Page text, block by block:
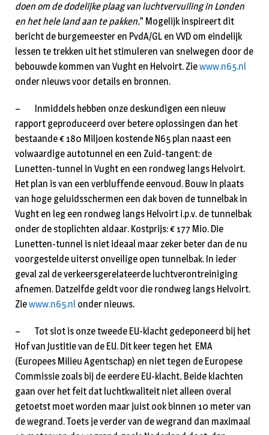
doen om de do­delijke plaag van luchtvervuiling in Londen
en het hele land aan te pakken.” Mogelijk inspi­reert dit
bericht de burgemeester en PvdA/GL en VVD om eindelijk
lessen te trekken uit het stimuleren van snelwegen door de
bebouwde ko­mmen van Vught en Helvoirt. Ziewww.n65.nl
onder nieuws voor details en bronnen.
– Inmiddels hebben onze deskundigen een nieuw
rapport geproduceerd over betere oplossingen dan het
bestaande € 180 Miljoen kostende N65 plan naast een
volwaardige autotunnel en een Zuid-tangent: de
Lunetten-tunnel in Vught en een rondweg langs Helvoirt.
Het plan is van een ver­bluf­fende eenvoud. Bouw in plaats
van hoge geluidsschermen een dak boven de tunnelbak in
Vught en leg een rondweg langs Helvoirt i.p.v. de tunnelbak
onder de stoplichten aldaar. Kost­prijs: € 177 Mio. Die
Lunetten-tunnel is niet ideaal maar zeker beter dan de nu
voorge­stelde uiterst onveilige open tunnelbak. In ieder
geval zal de verkeersgerelateerde luchtverontreini­ging
afnemen. Datzelfde geldt voor die rondweg langs Helvoirt.
Ziewww.n65.nl onder nieuws.
– Tot slot is onze tweede EU-klacht gedeponeerd bij het
Hof van Justitie van de EU. Dit keer tegen het EMA
(Europees Milieu Agentschap) en niet tegen de Europese
Commissie zoals bij de eer­dere EU-klacht. Beide klachten
gaan over het feit dat luchtkwaliteit niet alleen overal
getoetst moet worden maar juist ook binnen 10 meter van
de wegrand. Toets je verder van de weg­rand dan maxi­maal